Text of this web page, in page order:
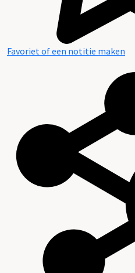
Favoriet of een notitie maken